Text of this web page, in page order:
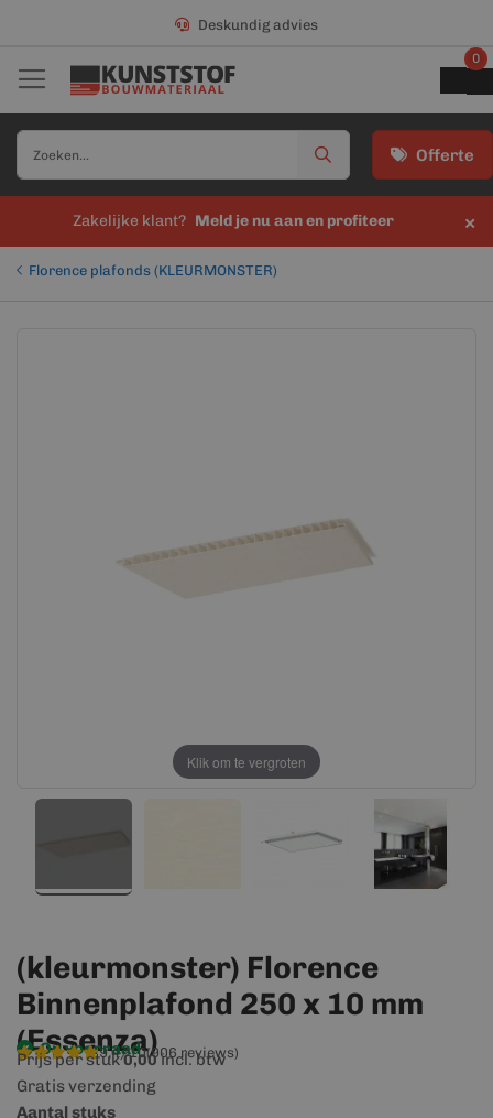
Deskundig advies
Offerte
0
Zakelijke klant? Meld je nu aan en profiteer ×
Florence plafonds (KLEURMONSTER)
Klik om te vergroten
(kleurmonster) Florence
Binnenplafond 250 x 10 mm
(Essenza)
Op voorraad
9,4/10(906 reviews)
Prijs per stuk0,00incl. btw
Gratis verzending
Aantal stuks